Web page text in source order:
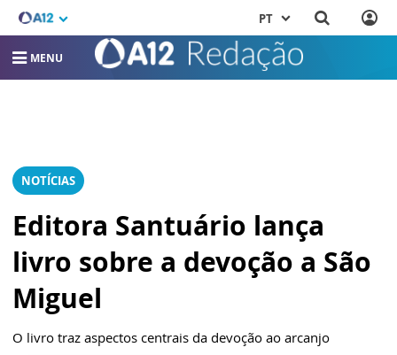
PT
MENU
NOTÍCIAS
Editora Santuário lança
livro sobre a devoção a São
Miguel
O livro traz aspectos centrais da devoção ao arcanjo